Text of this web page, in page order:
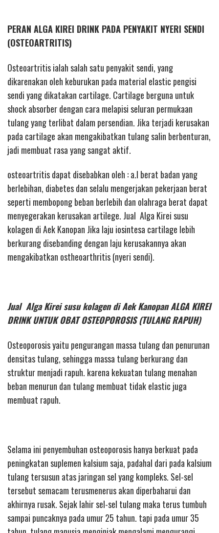
PERAN ALGA KIREI DRINK PADA PENYAKIT NYERI SENDI
(OSTEOARTRITIS)
Osteoartritis ialah salah satu penyakit sendi, yang
dikarenakan oleh keburukan pada material elastic pengisi
sendi yang dikatakan cartilage. Cartilage berguna untuk
shock absorber dengan cara melapisi seluran permukaan
tulang yang terlibat dalam persendian. Jika terjadi kerusakan
pada cartilage akan mengakibatkan tulang salin berbenturan,
jadi membuat rasa yang sangat aktif.
osteoartritis dapat disebabkan oleh : a.l berat badan yang
berlebihan, diabetes dan selalu mengerjakan pekerjaan berat
seperti membopong beban berlebih dan olahraga berat dapat
menyegerakan kerusakan artilege. Jual Alga Kirei susu
kolagen di Aek Kanopan Jika laju iosintesa cartilage lebih
berkurang disebanding dengan laju kerusakannya akan
mengakibatkan ostheoarthritis (nyeri sendi).
Jual Alga Kirei susu kolagen di Aek Kanopan ALGA KIREI
DRINK UNTUK OBAT OSTEOPOROSIS (TULANG RAPUH)
Osteoporosis yaitu pengurangan massa tulang dan penurunan
densitas tulang, sehingga massa tulang berkurang dan
struktur menjadi rapuh. karena kekuatan tulang menahan
beban menurun dan tulang membuat tidak elastic juga
membuat rapuh.
Selama ini penyembuhan osteoporosis hanya berkuat pada
peningkatan suplemen kalsium saja, padahal dari pada kalsium
tulang tersusun atas jaringan sel yang kompleks. Sel-sel
tersebut semacam terusmenerus akan diperbaharui dan
akhirnya rusak. Sejak lahir sel-sel tulang maka terus tumbuh
sampai puncaknya pada umur 25 tahun. tapi pada umur 35